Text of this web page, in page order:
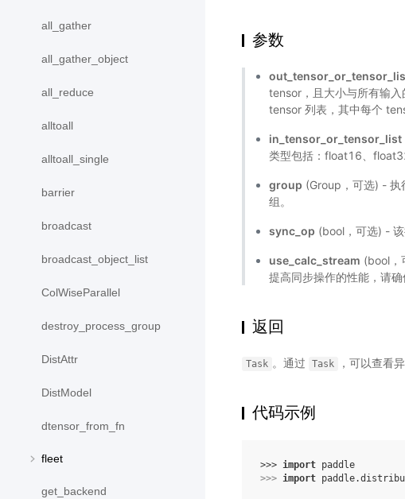
all_gather
all_gather_object
all_reduce
alltoall
alltoall_single
barrier
broadcast
broadcast_object_list
ColWiseParallel
destroy_process_group
DistAttr
DistModel
dtensor_from_fn
fleet
get_backend
参数
tensor，且大小与所有输
tensor 列表，其中每个
in_tensor_or_tensor_list
类型包括：float16、
group (Group，可选) - 执
组。
sync_op (bool，可选) - 该
use_calc_stream (bool，
提高同步操作的性能，请
返回
Task 。通过 Task ，可以查看
代码示例
>>> import paddle
>>> import